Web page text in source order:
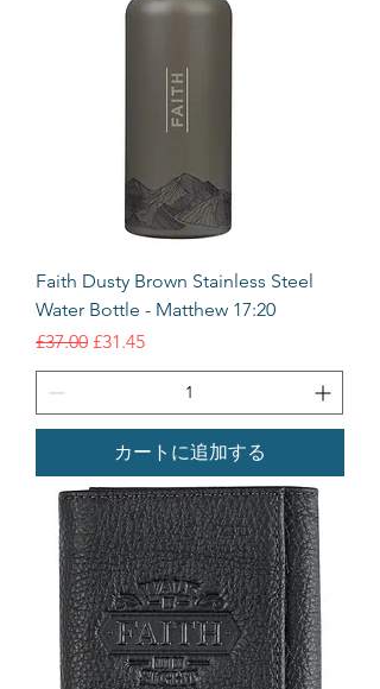
Faith Dusty Brown Stainless Steel
Water Bottle - Matthew 17:20
通常価格
£37.00 セール価格
£31.45
カートに追加する